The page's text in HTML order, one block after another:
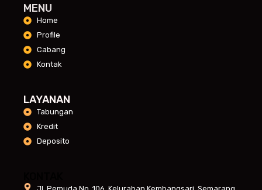
MENU
Home
Profile
Cabang
Kontak
LAYANAN
Tabungan
Kredit
Deposito